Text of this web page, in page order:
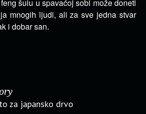
šuiu u spavaćoj sobi može doneti
mnogih ljudi, ali za sve jedna stvar
i dobar san.
za japansko drvo